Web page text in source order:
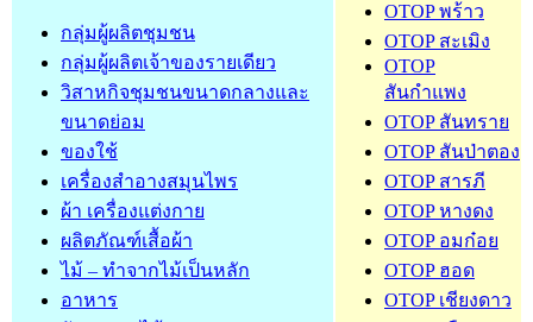
OTOP พร้าว
OTOP สะเมิง
OTOP
สันกำแพง
OTOP สันทราย
OTOP สันป่าตอง
OTOP สารภี
OTOP หางดง
OTOP อมก๋อย
OTOP ฮอด
OTOP เชียงดาว
กลุ่มผู้ผลิตชุมชน
กลุ่มผู้ผลิตเจ้าของรายเดียว
วิสาหกิจชุมชนขนาดกลางและ
ขนาดย่อม
ของใช้
เครื่องสำอางสมุนไพร
ผ้า เครื่องแต่งกาย
ผลิตภัณฑ์เสื้อผ้า
ไม้ – ทำจากไม้เป็นหลัก
อาหาร